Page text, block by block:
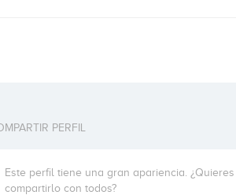
PERFIL
Este perfil tiene una gran apariencia. ¿Quieres
compartirlo con todos?